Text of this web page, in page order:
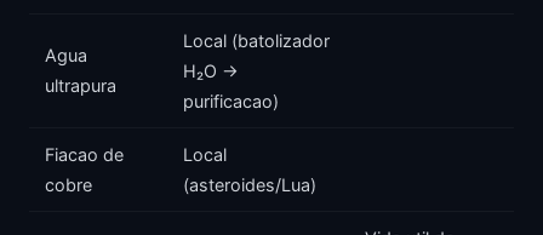
Agua
ultrapura
Local (batolizador
H₂O →
purificacao)
Fiacao de
cobre
Local
(asteroides/Lua)